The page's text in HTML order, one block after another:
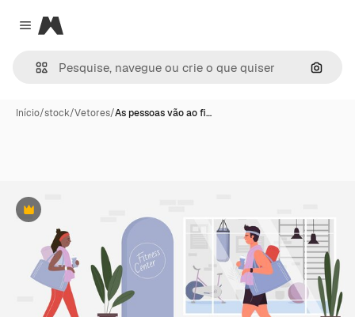
Close menu
Magnific
Início/stock/Vetores/As pessoas vão ao fi…
Premium